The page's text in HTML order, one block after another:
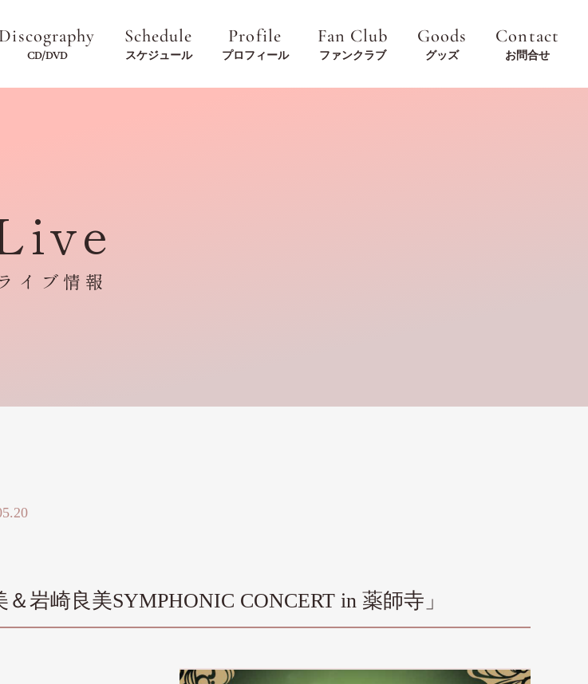
Discography
CD/DVD
Schedule
スケジュール
Profile
プロフィール
Fan Club
ファンクラブ
Goods
グッズ
Contact
お問合せ
ライブ情報
岩崎良美SYMPHONIC CONCERT in 薬師寺」